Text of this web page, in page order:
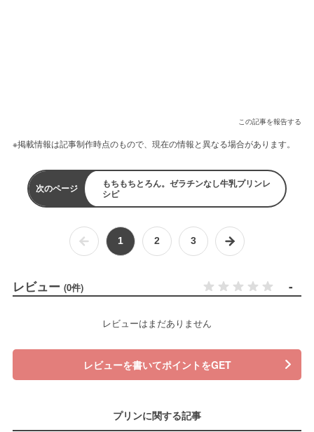
この記事を報告する
※掲載情報は記事制作時点のもので、現在の情報と異なる場合があります。
次のページ
もちもちとろん。ゼラチンなし牛乳プリンレ
シピ
1 2 3
レビュー (0件) -
レビューはまだありません
レビューを書いてポイントをGET
プリンに関する記事